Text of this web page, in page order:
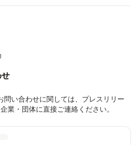
せ
問い合わせに関しては、プレスリリー
業・団体に直接ご連絡ください。